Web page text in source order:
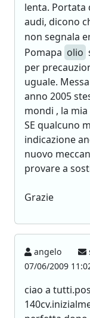
lenta. Portata
audi, dicono
non segnala
Pomapa olio
per
uguale.
anno 2005
mondi , la
SE qualcuno
indicazione
nuovo
provare a
Grazie
angelo
07/06/2009
ciao a